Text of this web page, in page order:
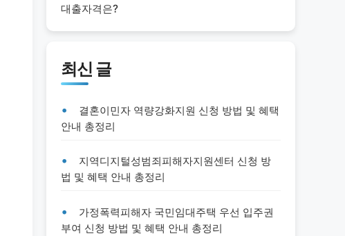
대출자격은?
최신 글
결혼이민자 역량강화지원 신청 방법 및 혜택
안내 총정리
지역디지털성범죄피해자지원센터 신청 방
법 및 혜택 안내 총정리
가정폭력피해자 국민임대주택 우선 입주권
부여 신청 방법 및 혜택 안내 총정리